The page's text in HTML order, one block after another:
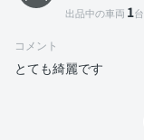
出品中の車両 1台
コメント
とても綺麗です